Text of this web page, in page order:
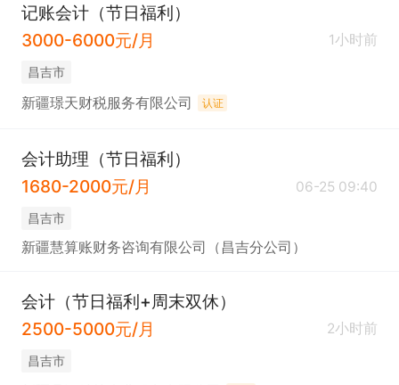
记账会计（节日福利）
3000-6000元/月
1小时前
昌吉市
新疆璟天财税服务有限公司 认证
会计助理（节日福利）
1680-2000元/月
06-25 09:40
昌吉市
新疆慧算账财务咨询有限公司（昌吉分公司）
会计（节日福利+周末双休）
2500-5000元/月
2小时前
昌吉市